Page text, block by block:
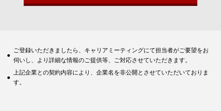
ご登録いただきましたら、キャリアミーティングにて担当者がご要望をお
伺いし、より詳細な情報のご提供等、ご対応させていただきます。
上記企業との契約内容により、企業名を非公開とさせていただいておりま
す。